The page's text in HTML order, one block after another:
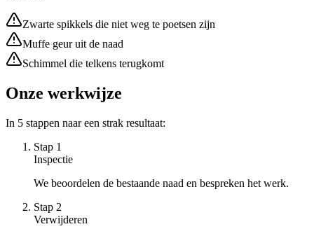
Zwarte spikkels die niet weg te poetsen zijn
Muffe geur uit de naad
Schimmel die telkens terugkomt
Onze werkwijze
In 5 stappen naar een strak resultaat:
Stap 1
Inspectie
We beoordelen de bestaande naad en bespreken het werk.
Stap 2
Verwijderen